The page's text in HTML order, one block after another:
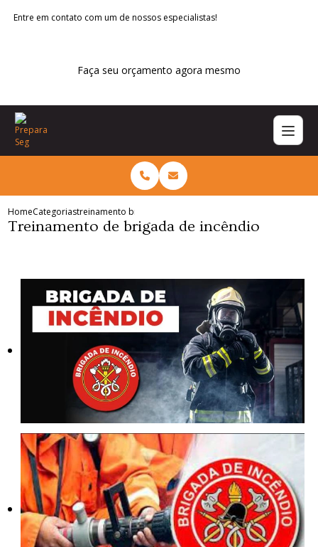
Entre em contato com um de nossos especialistas!
Faça seu orçamento agora mesmo
HomeCategoriastreinamento brigada incendio
Treinamento de brigada de incêndio